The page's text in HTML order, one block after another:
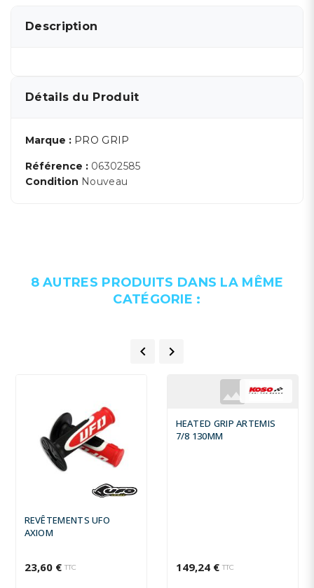
Description
Détails du Produit
Marque : PRO GRIP
Référence : 06302585
Condition Nouveau
8 AUTRES PRODUITS DANS LA MÊME
CATÉGORIE :
 
REVÊTEMENTS UFO
AXIOM
23,60 € TTC
HEATED GRIP ARTEMIS
7/8 130MM
149,24 € TTC